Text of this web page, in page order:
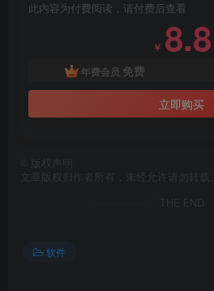
此内容为付费阅读，请付费后查看
￥ 8.8
年费会员 免费
立即购买
版权声明
文章版权归作者所有，未经允许请勿转载。
THE END
软件